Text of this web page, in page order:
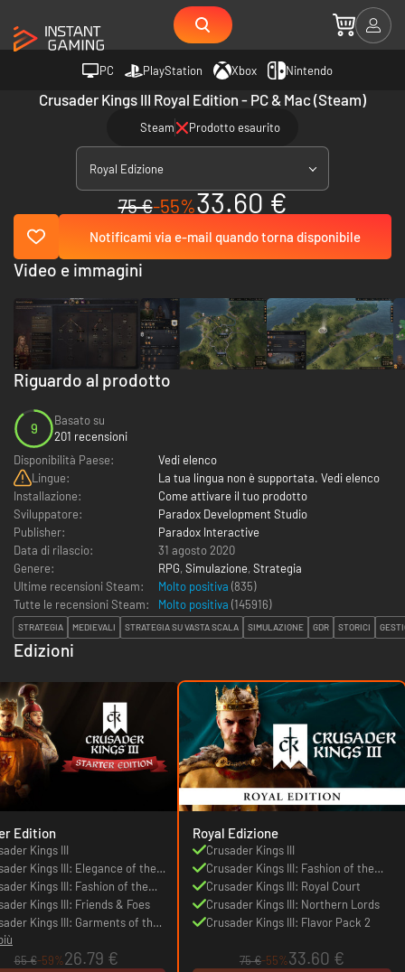
PC PlayStation Xbox Nintendo
Crusader Kings III Royal Edition - PC & Mac (Steam)
Steam Prodotto esaurito
Royal Edizione
75 €-55%33.60 €
Notificami via e-mail quando torna disponibile
Riguardo al prodotto
9
Basato su
201 recensioni
Disponibilità Paese:
Vedi elenco
Lingue:
La tua lingua non è supportata. Vedi elenco
Installazione:
Come attivare il tuo prodotto
Sviluppatore:
Paradox Development Studio
Publisher:
Paradox Interactive
Data di rilascio:
31 agosto 2020
Genere:
RPG, Simulazione, Strategia
Ultime recensioni Steam:
Molto positiva (835)
Tutte le recensioni Steam:
Molto positiva (145916)
STRATEGIA MEDIEVALI STRATEGIA SU VASTA SCALA SIMULAZIONE GDR STORICI
Edizioni
Edition
Kings III
Kings III: Elegance of the
Kings III: Fashion of the
Court
Kings III: Friends & Foes
Kings III: Garments of the
Roman Empire
65 €-59%26.79 €
Royal Edizione
Crusader Kings III
Crusader Kings III: Fashion of the
Abbasid Court
Crusader Kings III: Royal Court
Crusader Kings III: Northern Lords
Crusader Kings III: Flavor Pack 2
75 €-55%33.60 €
Video e immagini